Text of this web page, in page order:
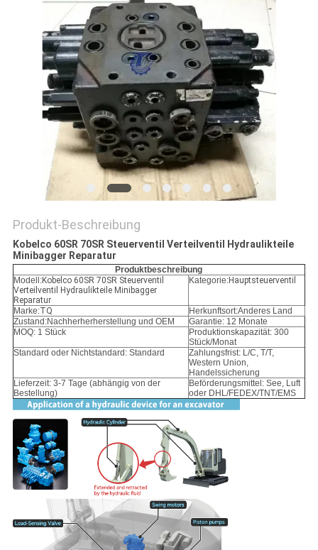
SITEMAP
DATENSCHUTZ-
BESTIMMUNGEN
Produkt-Beschreibung
Kobelco 60SR 70SR Steuerventil Verteilventil Hydraulikteile
Minibagger Reparatur
Produktbeschreibung
Modell:Kobelco 60SR 70SR Steuerventil
Verteilventil Hydraulikteile Minibagger
Reparatur
Kategorie:Hauptsteuerventil
Marke:TQ
Herkunftsort:Anderes Land
Zustand:Nachherherherstellung und OEM
Garantie: 12 Monate
MOQ: 1 Stück
Produktionskapazität: 300
Stück/Monat
Standard oder Nichtstandard: Standard
Zahlungsfrist: L/C, T/T,
Western Union,
Handelssicherung
Lieferzeit: 3-7 Tage (abhängig von der
Bestellung)
Beförderungsmittel: See, Luft
oder DHL/FEDEX/TNT/EMS